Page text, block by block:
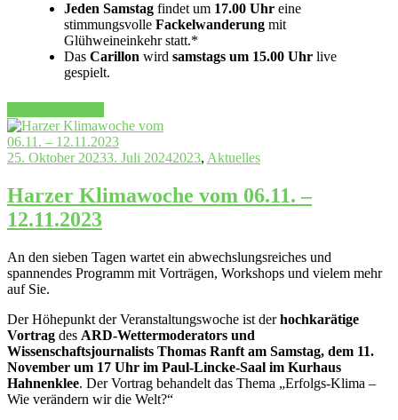
Jeden Samstag findet um 17.00 Uhr eine
stimmungsvolle Fackelwanderung mit
Glühweineinkehr statt.*
Das Carillon wird samstags um 15.00 Uhr live
gespielt.
Dezember
in
Hahnenklee
das
Programm“
25. Oktober 20233. Juli 20242023, Aktuelles
Harzer Klimawoche vom 06.11. –
12.11.2023
An den sieben Tagen wartet ein abwechslungsreiches und
spannendes Programm mit Vorträgen, Workshops und vielem mehr
auf Sie.
Der Höhepunkt der Veranstaltungswoche ist derhochkarätige
Vortrag des ARD-Wettermoderators und
Wissenschaftsjournalists Thomas Ranft am Samstag, dem 11.
November um 17 Uhr im Paul-Lincke-Saal im Kurhaus
Hahnenklee. Der Vortrag behandelt das Thema „Erfolgs-Klima –
Wie verändern wir die Welt?“